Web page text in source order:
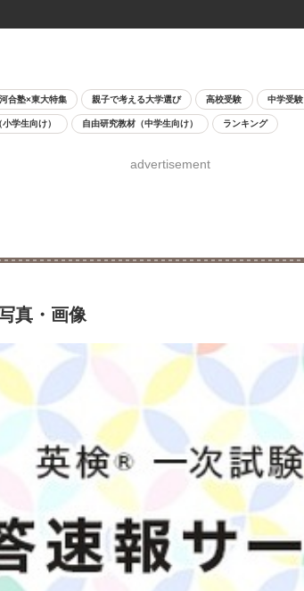
河合塾×東大特集 親子で考える大学選び 高校受験 中学受験
学生向け） 自由研究教材（中学生向け） ランキング
advertisement
真・画像